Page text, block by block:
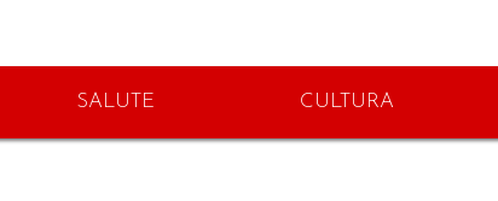
SALUTE CULTURA